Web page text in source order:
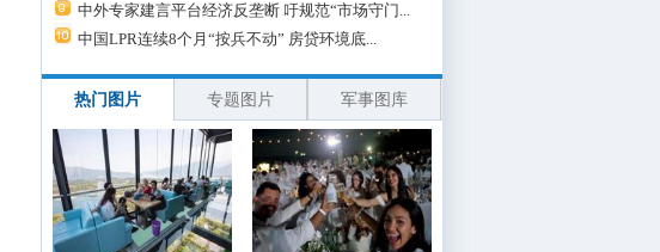
中外专家建言平台经济反垄断 吁规范“市场守门...
中国LPR连续8个月“按兵不动” 房贷环境底...
热门图片 专题图片 军事图库